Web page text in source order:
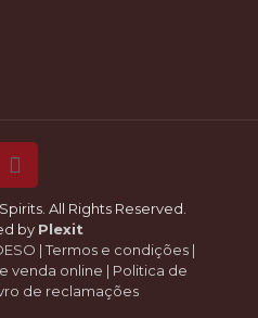
All Rights Reserved.
by Plexit
|Termos e condições |
venda online | Politica de
de reclamações